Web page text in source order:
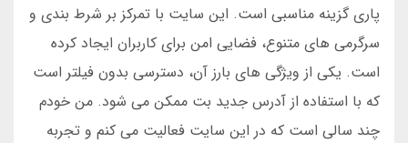
پاری گزینه مناسبی است. این سایت با تمرکز بر شرط بندی و
سرگرمی های متنوع، فضایی امن برای کاربران ایجاد کرده
است. یکی از ویژگی های بارز آن، دسترسی بدون فیلتر است
که با استفاده از آدرس جدید بت ممکن می شود. من خودم
چند سالی است که در این سایت فعالیت می کنم و تجربه